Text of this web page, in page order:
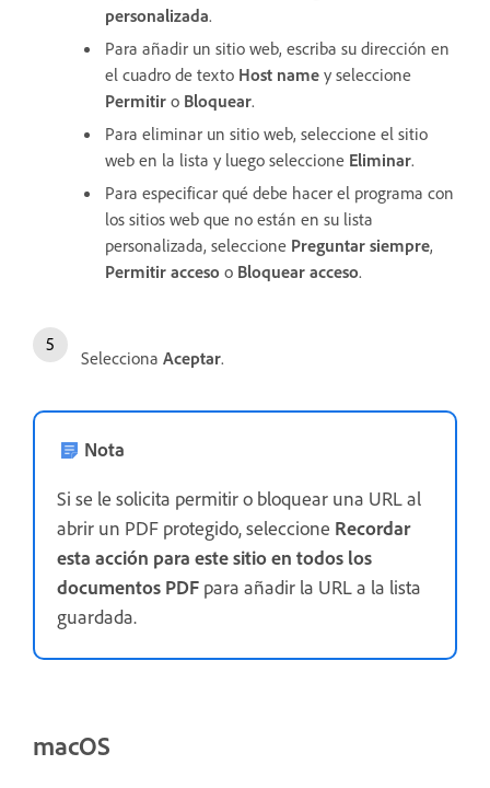
personalizada.
Para añadir un sitio web, escriba su dirección en
el cuadro de texto Host name y seleccione
Permitir o Bloquear.
Para eliminar un sitio web, seleccione el sitio
web en la lista y luego seleccione Eliminar.
Para especificar qué debe hacer el programa con
los sitios web que no están en su lista
personalizada, seleccione Preguntar siempre,
Permitir acceso o Bloquear acceso.
Selecciona Aceptar.
Nota
Si se le solicita permitir o bloquear una URL al
abrir un PDF protegido, seleccione Recordar
esta acción para este sitio en todos los
documentos PDF para añadir la URL a la lista
guardada.
macOS